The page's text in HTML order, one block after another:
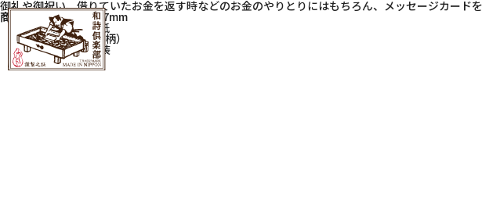
御礼や御祝い、借りていたお金を返す時などのお金のやりとりにはもちろん、メッセージカード
商品サイズW61×H97mm
素材 和紙奉書紙
入数 3枚入（同柄）
包装 OPP袋包装